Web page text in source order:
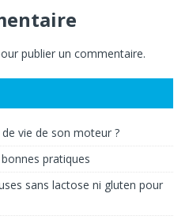
publier un commentaire.
vie de son moteur ?
pratiques
sans lactose ni gluten pour